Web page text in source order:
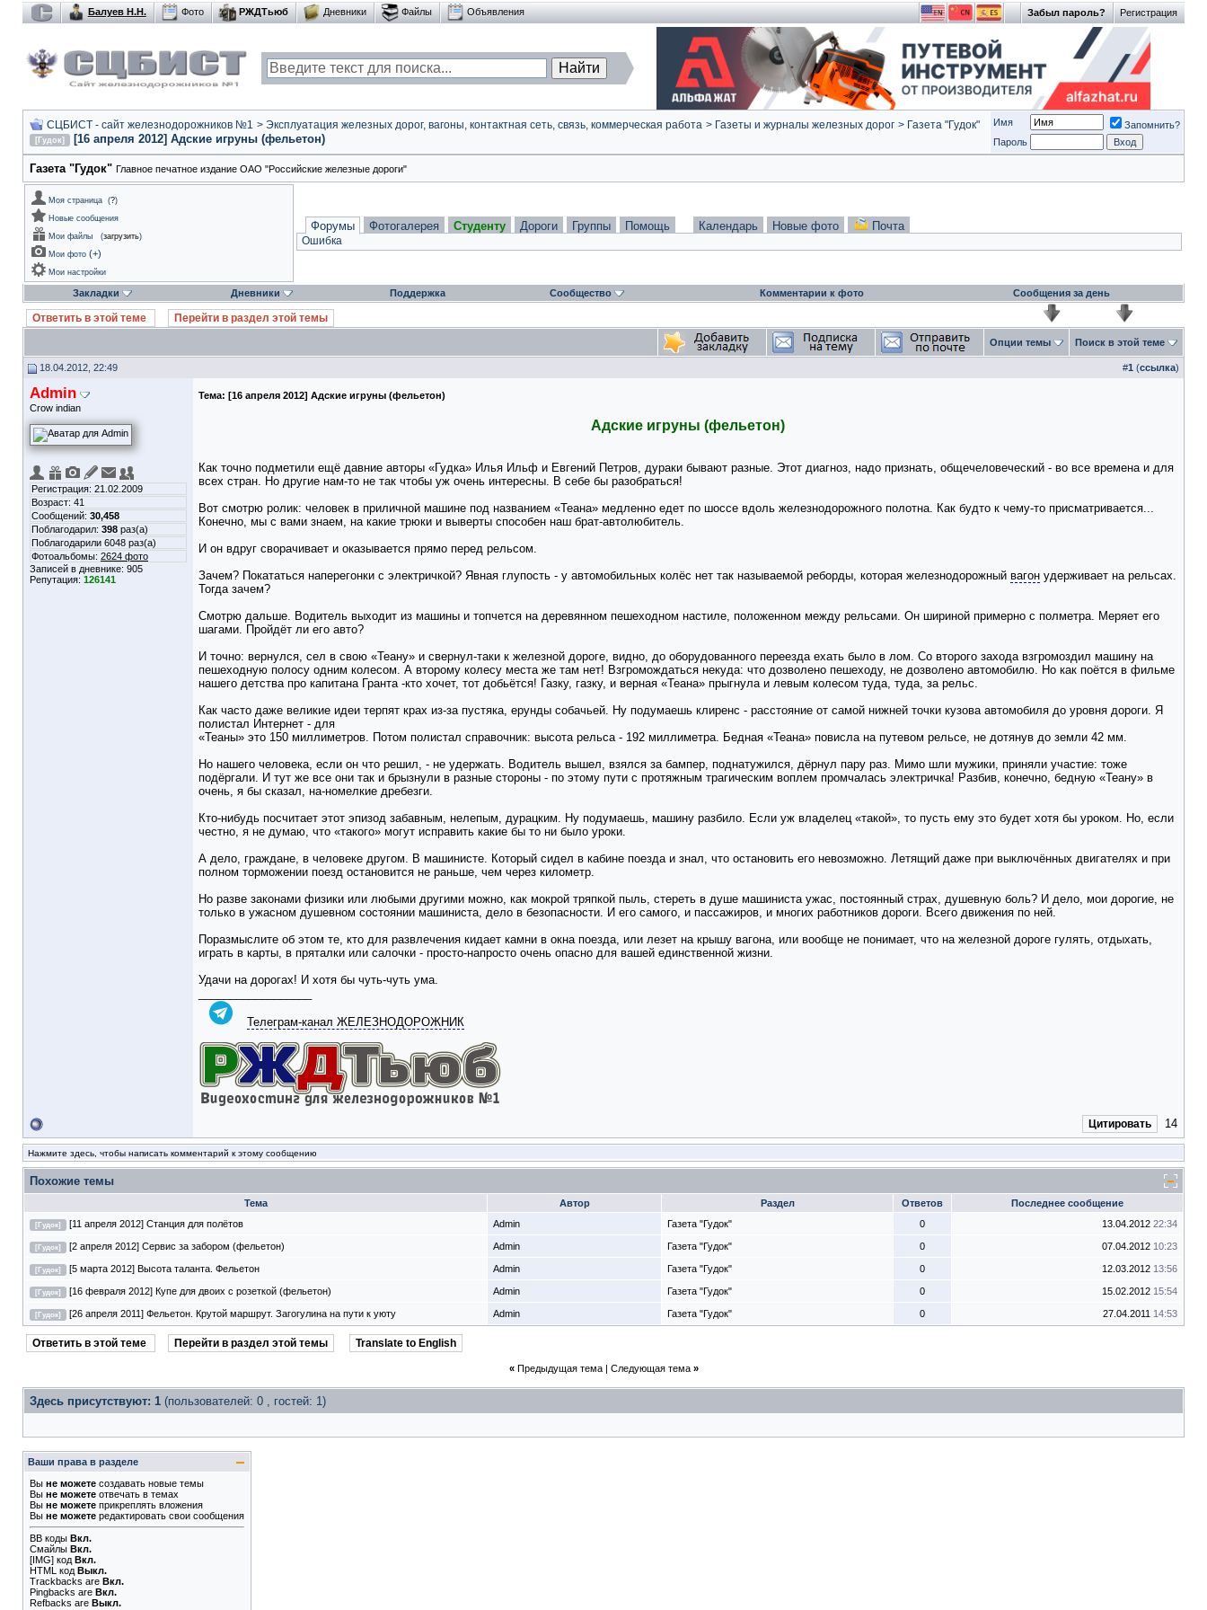
Регистрация
Забыл пароль?
Балуев Н.Н. Фото РЖДТьюб Дневники Файлы Объявления
СЦБИСТ - сайт железнодорожников №1 > Эксплуатация железных дорог, вагоны, контактная сеть, связь, коммерческая работа > Газеты и журналы железных дорог > Газета "Гудок"
[Гудок] [16 апреля 2012] Адские игруны (фельетон)
Имя
Запомнить?
Пароль
Газета "Гудок" Главное печатное издание ОАО "Российские железные дороги"
Моя страница (?)
Новые сообщения
Мои файлы
(загрузить)
Мои фото (+)
Мои настройки
Форумы Фотогалерея Студенту Дороги Группы Помощь Календарь Новые фото Почта
Ошибка
Закладки Дневники Поддержка Сообщество Комментарии к фото Сообщения за день
Ответить в этой теме Перейти в раздел этой темы
Опции темы Поиск в этой теме
18.04.2012, 22:49 #1 (ссылка)
Admin
Crow indian
Регистрация: 21.02.2009
Возраст: 41
Сообщений: 30,458
Поблагодарил: 398 раз(а)
Поблагодарили 6048 раз(а)
Фотоальбомы: 2624 фото
Записей в дневнике: 905
Репутация: 126141
Тема: [16 апреля 2012] Адские игруны (фельетон)
Адские игруны (фельетон)
Как точно подметили ещё давние авторы «Гудка» Илья Ильф и Евгений Петров, дураки бывают разные. Этот диагноз, надо признать, общечеловеческий - во все времена и для
всех стран. Но другие нам-то не так чтобы уж очень интересны. В себе бы разобраться!
Вот смотрю ролик: человек в приличной машине под названием «Теана» медленно едет по шоссе вдоль железнодорожного полотна. Как будто к чему-то присматривается...
Конечно, мы с вами знаем, на какие трюки и выверты способен наш брат-автолюбитель.
И он вдруг сворачивает и оказывается прямо перед рельсом.
Зачем? Покататься наперегонки с электричкой? Явная глупость - у автомобильных колёс нет так называемой реборды, которая железнодорожный вагон удерживает на рельсах.
Тогда зачем?
Смотрю дальше. Водитель выходит из машины и топчется на деревянном пешеходном настиле, положенном между рельсами. Он шириной примерно с полметра. Меряет его
шагами. Пройдёт ли его авто?
И точно: вернулся, сел в свою «Теану» и свернул-таки к железной дороге, видно, до оборудованного переезда ехать было в лом. Со второго захода взгромоздил машину на
пешеходную полосу одним колесом. А второму колесу места же там нет! Взгромождаться некуда: что дозволено пешеходу, не дозволено автомобилю. Но как поётся в фильме
нашего детства про капитана Гранта -кто хочет, тот добьётся! Газку, газку, и верная «Теана» прыгнула и левым колесом туда, туда, за рельс.
Как часто даже великие идеи терпят крах из-за пустяка, ерунды собачьей. Ну подумаешь клиренс - расстояние от самой нижней точки кузова автомобиля до уровня дороги. Я
полистал Интернет - для
«Теаны» это 150 миллиметров. Потом полистал справочник: высота рельса - 192 миллиметра. Бедная «Теана» повисла на путевом рельсе, не дотянув до земли 42 мм.
Но нашего человека, если он что решил, - не удержать. Водитель вышел, взялся за бампер, поднатужился, дёрнул пару раз. Мимо шли мужики, приняли участие: тоже
подёргали. И тут же все они так и брызнули в разные стороны - по этому пути с протяжным трагическим воплем промчалась электричка! Разбив, конечно, бедную «Теану» в
очень, я бы сказал, на-номелкие дребезги.
Кто-нибудь посчитает этот эпизод забавным, нелепым, дурацким. Ну подумаешь, машину разбило. Если уж владелец «такой», то пусть ему это будет хотя бы уроком. Но, если
честно, я не думаю, что «такого» могут исправить какие бы то ни было уроки.
А дело, граждане, в человеке другом. В машинисте. Который сидел в кабине поезда и знал, что остановить его невозможно. Летящий даже при выключённых двигателях и при
полном торможении поезд остановится не раньше, чем через километр.
Но разве законами физики или любыми другими можно, как мокрой тряпкой пыль, стереть в душе машиниста ужас, постоянный страх, душевную боль? И дело, мои дорогие, не
только в ужасном душевном состоянии машиниста, дело в безопасности. И его самого, и пассажиров, и многих работников дороги. Всего движения по ней.
Поразмыслите об этом те, кто для развлечения кидает камни в окна поезда, или лезет на крышу вагона, или вообще не понимает, что на железной дороге гулять, отдыхать,
играть в карты, в пряталки или салочки - просто-напросто очень опасно для вашей единственной жизни.
Удачи на дорогах! И хотя бы чуть-чуть ума.
Телеграм-канал ЖЕЛЕЗНОДОРОЖНИК
Цитировать 14
Нажмите здесь, чтобы написать комментарий к этому сообщению
Похожие темы
Тема Автор Раздел Ответов Последнее сообщение
[Гудок] [11 апреля 2012] Станция для полётов Admin Газета "Гудок" 0 13.04.2012 22:34
[Гудок] [2 апреля 2012] Сервис за забором (фельетон) Admin Газета "Гудок" 0 07.04.2012 10:23
[Гудок] [5 марта 2012] Высота таланта. Фельетон Admin Газета "Гудок" 0 12.03.2012 13:56
[Гудок] [16 февраля 2012] Купе для двоих с розеткой (фельетон) Admin Газета "Гудок" 0 15.02.2012 15:54
[Гудок] [26 апреля 2011] Фельетон. Крутой маршрут. Загогулина на пути к уюту Admin Газета "Гудок" 0 27.04.2011 14:53
Ответить в этой теме Перейти в раздел этой темы Translate to English
« Предыдущая тема| Следующая тема »
Здесь присутствуют: 1 (пользователей: 0 , гостей: 1)
Ваши права в разделе
Вы не можете создавать новые темы
Вы не можете отвечать в темах
Вы не можете прикреплять вложения
Вы не можете редактировать свои сообщения
BB коды Вкл.
Смайлы Вкл.
[IMG] код Вкл.
HTML код Выкл.
Trackbacks are Вкл.
Pingbacks are Вкл.
Refbacks are Выкл.